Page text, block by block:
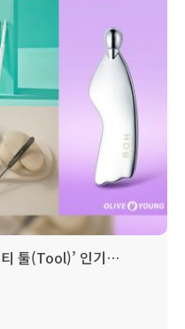
티 툴(Tool)’ 인기…